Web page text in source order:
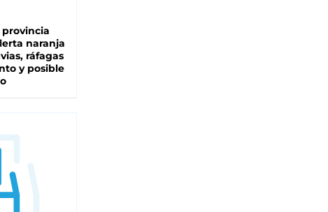
provincia
naranja
ráfagas
y posible